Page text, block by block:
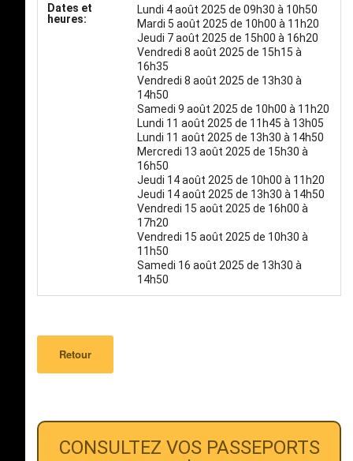
Dates et
heures:
Lundi 4 août 2025 de 09h30 à 10h50
Mardi 5 août 2025 de 10h00 à 11h20
Jeudi 7 août 2025 de 15h00 à 16h20
Vendredi 8 août 2025 de 15h15 à
16h35
Vendredi 8 août 2025 de 13h30 à
14h50
Samedi 9 août 2025 de 10h00 à 11h20
Lundi 11 août 2025 de 11h45 à 13h05
Lundi 11 août 2025 de 13h30 à 14h50
Mercredi 13 août 2025 de 15h30 à
16h50
Jeudi 14 août 2025 de 10h00 à 11h20
Jeudi 14 août 2025 de 13h30 à 14h50
Vendredi 15 août 2025 de 16h00 à
17h20
Vendredi 15 août 2025 de 10h30 à
11h50
Samedi 16 août 2025 de 13h30 à
14h50
Retour
CONSULTEZ VOS PASSEPORTS